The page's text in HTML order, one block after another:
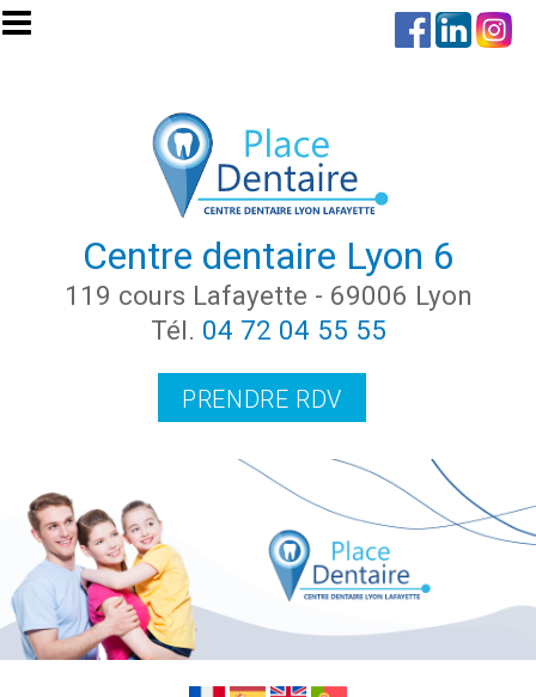
Aller au contenu principal
Centre dentaire Lyon 6
119 cours Lafayette - 69006 Lyon
Tél. 04 72 04 55 55
PRENDRE RDV